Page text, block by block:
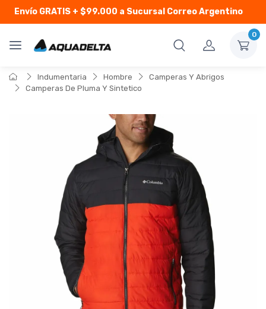
Envío GRATIS+ $99.000 a Sucursal Correo Argentino
0
Indumentaria Hombre
Camperas Y Abrigos
Camperas De Pluma Y Sintetico